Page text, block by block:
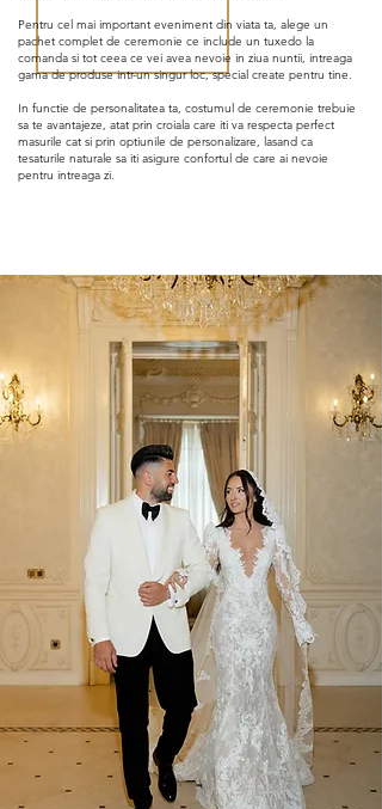
Pentru cel mai important eveniment din viata ta, alege un
pachet complet de ceremonie ce include un tuxedo la
comanda si tot ceea ce vei avea nevoie in ziua nuntii, intreaga
gama de produse intr-un singur loc, special create pentru tine.
In functie de personalitatea ta, costumul de ceremonie trebuie
sa te avantajeze, atat prin croiala care iti va respecta perfect
masurile cat si prin optiunile de personalizare, lasand ca
tesaturile naturale sa iti asigure confortul de care ai nevoie
pentru intreaga zi.